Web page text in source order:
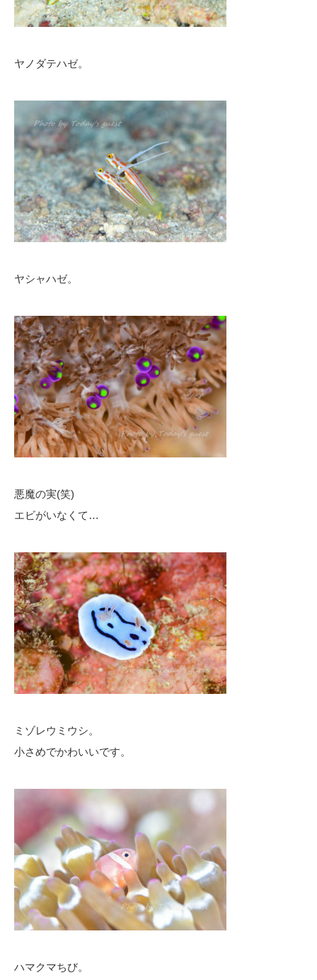
ヤノダテハゼ。
ヤシャハゼ。
悪魔の実(笑)
エビがいなくて…
ミゾレウミウシ。
小さめでかわいいです。
ハマクマちび。